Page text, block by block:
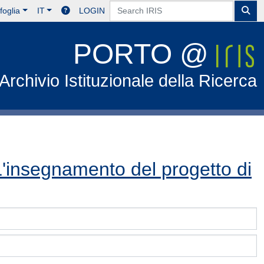
IT LOGIN
PORTO @
Istituzionale della Ricerca
del progetto di